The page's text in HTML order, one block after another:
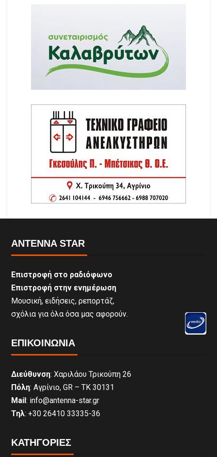
ANTENNA STAR
Επιστροφή στο ραδιόφωνο
Επιστροφή στην ενημέρωση
Μουσική, ειδήσεις, ρεπορτάζ,
σχόλια για όλα όσα μας αφορούν.
ΕΠΙΚΟΙΝΩΝΊΑ
Διεύθυνση: Χαριλάου Τρικούπη 26
Πόλη: Αγρίνιο, GR – ΤΚ 30131
Mail: info@antenna-star.gr
Τηλ: +30 26410 33335-36
ΚΑΤΗΓΟΡΙΕΣ